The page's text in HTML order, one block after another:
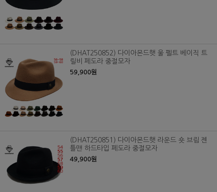
(DHAT250852) 다이아몬드햇 울 펠트 베이직 트
릴비 페도라 중절모자
59,900원
(DHAT250851) 다이아몬드햇 라운드 숏 브림 젠
틀맨 하드타입 페도라 중절모자
49,900원